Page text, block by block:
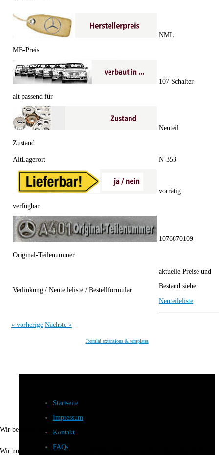
MB-Preis
NML
alt passend für
107 Schalter
Zustand
Neuteil
AltLagerort N-353
verfügbar
vorrätig
Original-Teilenummer
1076870109
Verlinkung / Neuteileliste / Bestellformular
aktuelle Preise und
Bestand siehe
Neuteileliste
« vorherige Nächste »
Joomla! extensions & templates
Startseite
Impressum
Kontakt
FAQs
Wir benutzen Cookies
Wir nutzen Cookies auf unserer Website. Einige von ihnen sind essenziell für